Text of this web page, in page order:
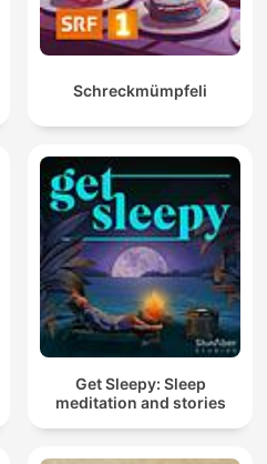
Schreckmümpfeli
Get Sleepy: Sleep
meditation and stories